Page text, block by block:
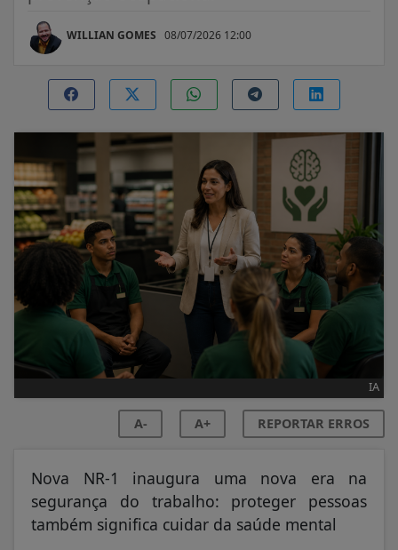
WILLIAN GOMES 08/07/2026 12:00
IA
A- A+ REPORTAR ERROS
Nova NR-1 inaugura uma nova era na
segurança do trabalho: proteger pessoas
também significa cuidar da saúde mental